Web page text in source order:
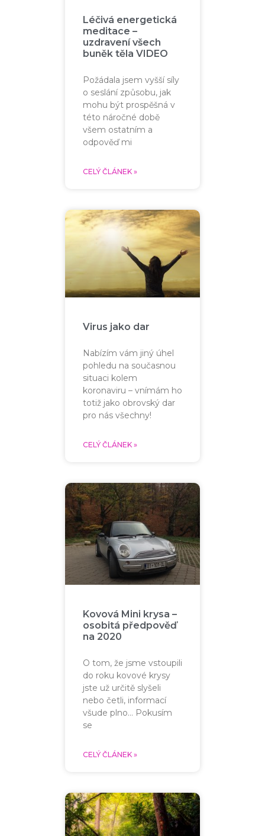
Léčivá energetická
meditace –
uzdravení všech
buněk těla VIDEO
Požádala jsem vyšší síly
o seslání způsobu, jak
mohu být prospěšná v
této náročné době
všem ostatním a
odpověď mi
CELÝ ČLÁNEK »
Virus jako dar
Nabízím vám jiný úhel
pohledu na současnou
situaci kolem
koronaviru – vnímám ho
totiž jako obrovský dar
pro nás všechny!
CELÝ ČLÁNEK »
Kovová Mini krysa –
osobitá předpověď
na 2020
O tom, že jsme vstoupili
do roku kovové krysy
jste už určitě slyšeli
nebo četli, informací
všude plno… Pokusím
se
CELÝ ČLÁNEK »